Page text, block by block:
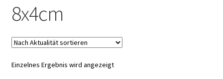
8x4cm
Einzelnes Ergebnis wird angezeigt